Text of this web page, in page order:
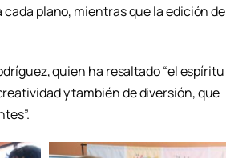
plano, mientras que la edición de
quien ha resaltado “el espíritu
y también de diversión, que